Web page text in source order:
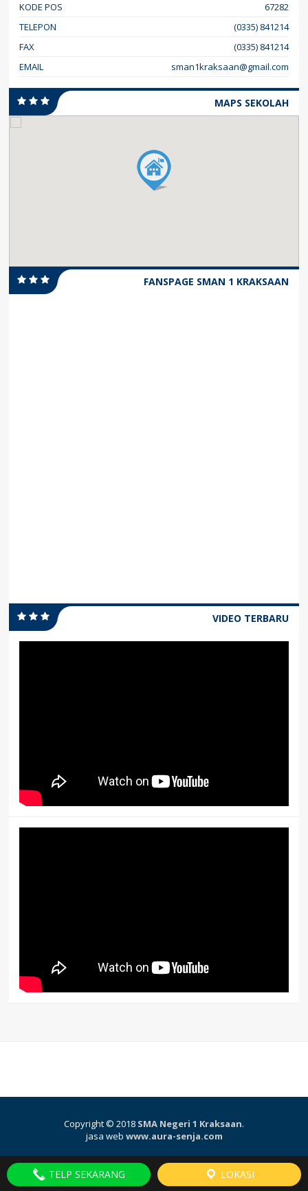
KODE POS
67282
TELEPON
(0335) 841214
FAX
(0335) 841214
EMAIL
sman1kraksaan@gmail.com
MAPS SEKOLAH
FANSPAGE SMAN 1 KRAKSAAN
VIDEO TERBARU
Copyright © 2018 SMA Negeri 1 Kraksaan.
jasa web www.aura-senja.com
TELP SEKARANG LOKASI